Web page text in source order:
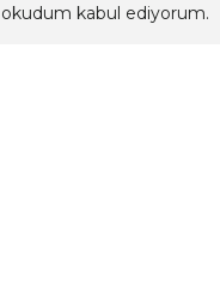
okudum kabul ediyorum.